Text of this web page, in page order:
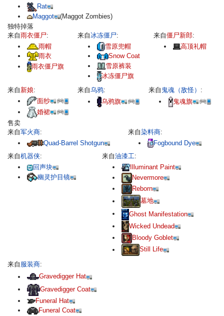
Rat
Maggot
(Maggot Zombies)
独特掉落
来自雨衣僵尸:
雨帽
雨衣
雨衣僵尸旗
来自 冰冻僵尸:
雪原兜帽
Snow Coat
雪原裤装
冰冻僵尸旗
来自僵尸新郎:
高顶礼帽
来自 新娘:
面纱
婚裙
来自乌鸦:
乌鸦旗
来自 鬼魂（敌怪） :
鬼魂旗
售卖
来自军火商:
Quad-Barrel Shotgun
来自染料商:
Fogbound Dye
来自机器侠:
回声块
幽灵护目镜
来自油漆工:
Illuminant Paint
Nevermore
Reborn
墓地
Ghost Manifestation
Wicked Undead
Bloody Goblet
Still Life
来自 服装商:
Gravedigger Hat
Gravedigger Coat
Funeral Hat
Funeral Coat